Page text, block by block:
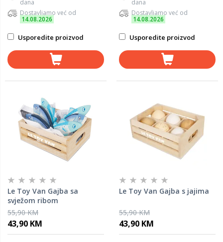
dana
Dostavljamo već od
14.08.2026
Usporedite proizvod
dana
Dostavljamo već od
14.08.2026
Usporedite proizvod
Le Toy Van Gajba sa
svježom ribom
55,90 KM
43,90 KM
Le Toy Van Gajba s jajima
55,90 KM
43,90 KM